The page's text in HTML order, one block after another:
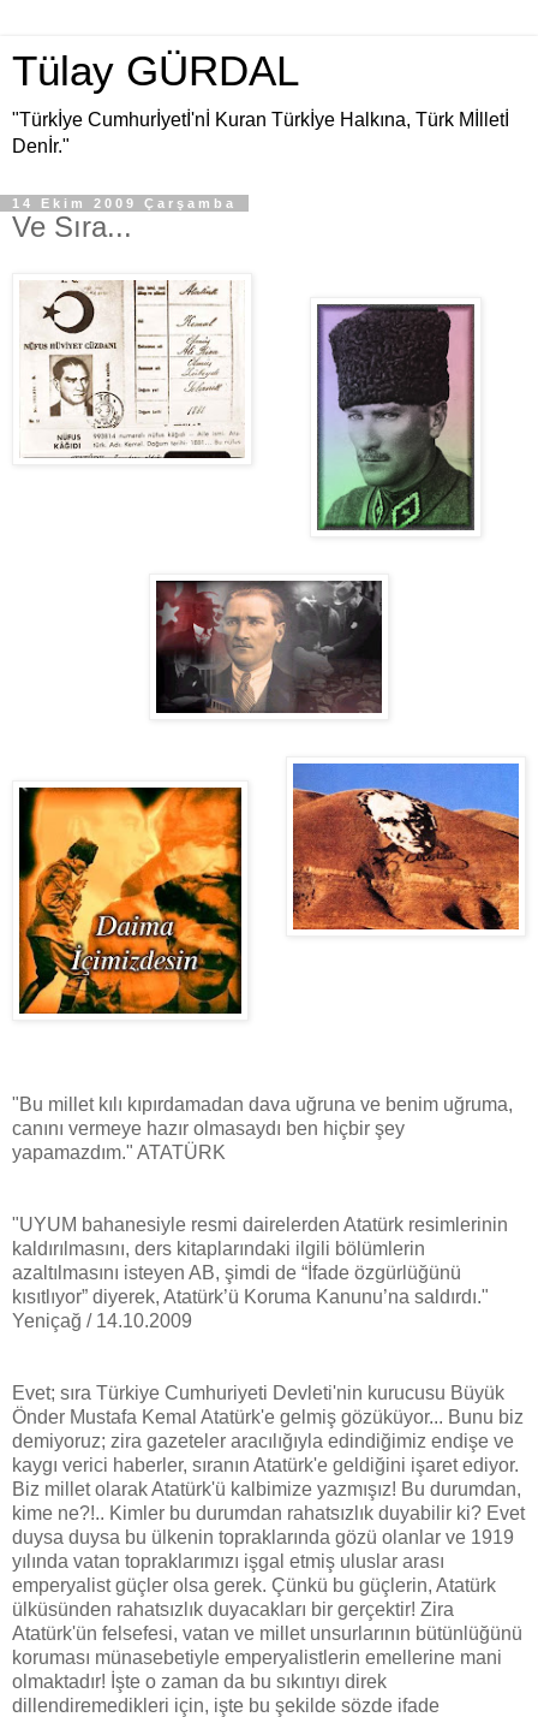
Tülay GÜRDAL
"Türkİye Cumhurİyetİ'nİ Kuran Türkİye Halkına, Türk Mİlletİ
Denİr."
14 Ekim 2009 Çarşamba
Ve Sıra...
"Bu millet kılı kıpırdamadan dava uğruna ve benim uğruma,
canını vermeye hazır olmasaydı ben hiçbir şey
yapamazdım." ATATÜRK
"UYUM bahanesiyle resmi dairelerden Atatürk resimlerinin
kaldırılmasını, ders kitaplarındaki ilgili bölümlerin
azaltılmasını isteyen AB, şimdi de “İfade özgürlüğünü
kısıtlıyor” diyerek, Atatürk’ü Koruma Kanunu’na saldırdı."
Yeniçağ / 14.10.2009
Evet; sıra Türkiye Cumhuriyeti Devleti'nin kurucusu Büyük
Önder Mustafa Kemal Atatürk'e gelmiş gözüküyor... Bunu biz
demiyoruz; zira gazeteler aracılığıyla edindiğimiz endişe ve
kaygı verici haberler, sıranın Atatürk'e geldiğini işaret ediyor.
Biz millet olarak Atatürk'ü kalbimize yazmışız! Bu durumdan,
kime ne?!.. Kimler bu durumdan rahatsızlık duyabilir ki? Evet
duysa duysa bu ülkenin topraklarında gözü olanlar ve 1919
yılında vatan topraklarımızı işgal etmiş uluslar arası
emperyalist güçler olsa gerek. Çünkü bu güçlerin, Atatürk
ülküsünden rahatsızlık duyacakları bir gerçektir! Zira
Atatürk'ün felsefesi, vatan ve millet unsurlarının bütünlüğünü
koruması münasebetiyle emperyalistlerin emellerine mani
olmaktadır! İşte o zaman da bu sıkıntıyı direk
dillendiremedikleri için, işte bu şekilde sözde ifade